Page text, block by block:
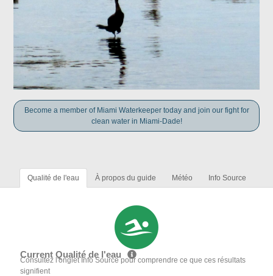
Become a member of Miami Waterkeeper today and join our fight for
clean water in Miami-Dade!
Qualité de l'eau À propos du guide Météo Info Source
Current Qualité de l'eau
Consultez l'onglet Info Source pour comprendre ce que ces résultats
signifient